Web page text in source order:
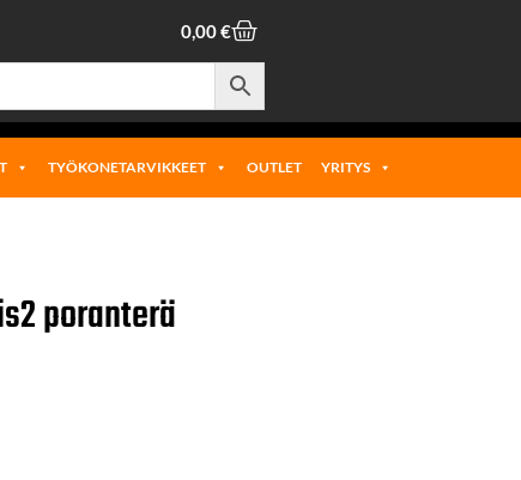
0,00€
TYÖKONETARVIKKEET OUTLET YRITYS
poranterä